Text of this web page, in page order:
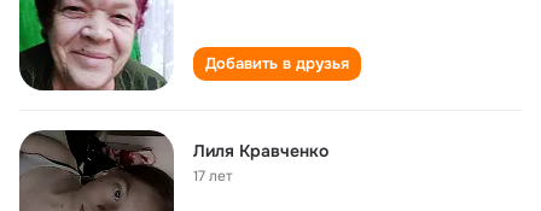
Добавить в друзья
Лиля Кравченко
17 лет